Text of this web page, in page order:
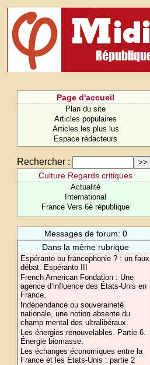
Page d'accueil
Plan du site
Articles populaires
Articles les plus lus
Espace rédacteurs
Rechercher :
Culture Regards critiques
Actualité
International
France Vers 6è république
Messages de forum: 0
Dans la même rubrique
Espéranto ou francophonie ? : un faux
débat. Espéranto III
French American Fondation : Une
agence d’influence des États-Unis en
France.
Indépendance ou souveraineté
nationale, une notion absente du
champ mental des ultralibéraux.
Les énergies renouvelables. Partie 6.
Énergie biomasse.
Les échanges économiques entre la
France et les États-Unis : partie 2